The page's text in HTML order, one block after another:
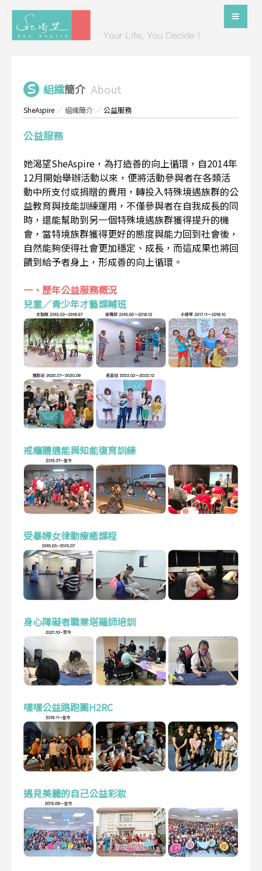
組織簡介 About
SheAspire ／組織簡介 ／公益服務
公益服務
她渴望SheAspire，為打造善的向上循環，自2014年
12月開始舉辦活動以來，便將活動參與者在各類活
動中所支付或捐贈的費用，轉投入特殊境遇族群的公
益教育與技能訓練運用，不僅參與者在自我成長的同
時，還能幫助到另一個特殊境遇族群獲得提升的機
會，當特境族群獲得更好的態度與能力回到社會後，
自然能夠使得社會更加穩定、成長，而這成果也將回
饋到給予者身上，形成善的向上循環。
一、歷年公益服務概況
兒童／青少年才藝課輔班
戒癮體適能與知能復育訓練
受暴婦女律動療癒課程
身心障礙者職業塔羅師培訓
嘿嘿公益路跑團H2RC
遇見美麗的自己公益彩妝